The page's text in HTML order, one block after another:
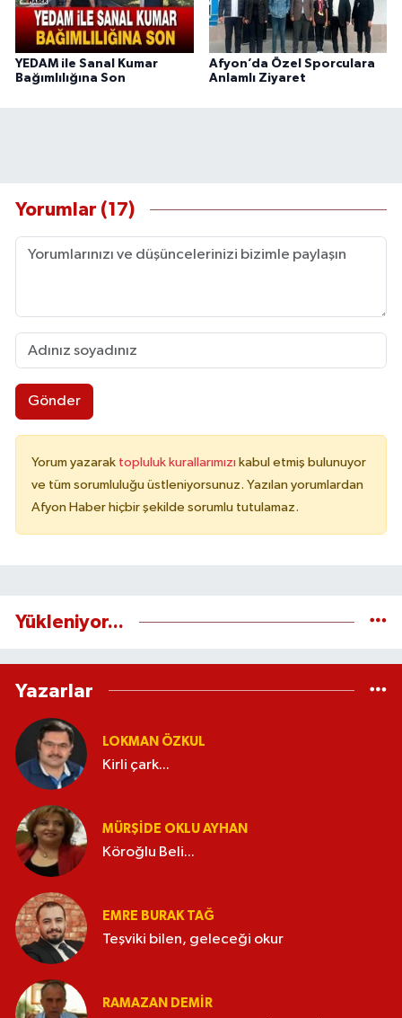
YEDAM ile Sanal Kumar
Bağımlılığına Son
Afyon’da Özel Sporculara
Anlamlı Ziyaret
Yorumlar (17)
Gönder
Yorum yazarak topluluk kurallarımızı kabul etmiş bulunuyor
ve tüm sorumluluğu üstleniyorsunuz. Yazılan yorumlardan
Afyon Haber hiçbir şekilde sorumlu tutulamaz.
Yükleniyor...
Yazarlar
LOKMAN ÖZKUL
Kirli çark...
MÜRŞIDE OKLU AYHAN
Köroğlu Beli...
EMRE BURAK TAĞ
Teşviki bilen, geleceği okur
RAMAZAN DEMİR